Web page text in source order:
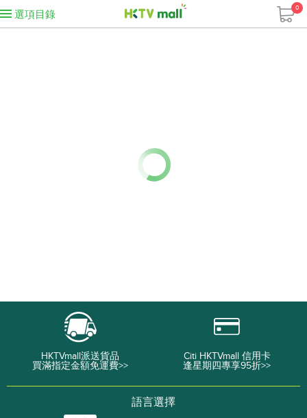
選項目錄
0
HKTVmall派送貨品
買滿指定金額免運費>>
Citi HKTVmall 信用卡
逢星期四專享95折>>
語言選擇